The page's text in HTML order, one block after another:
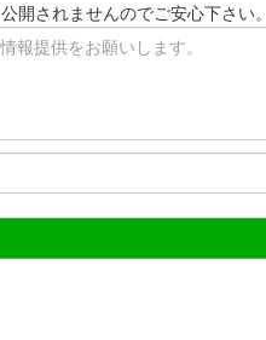
開されませんのでご安心下さい。